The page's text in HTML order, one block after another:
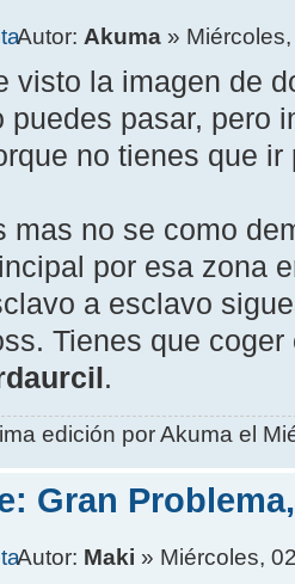
Autor: Akuma »
visto la imagen de
puedes pasar, pero
no tienes que
mas no se como
por esa zona
a esclavo
Tienes que
.
edición por Akuma el
Gran
Autor: Maki » Miércoles,